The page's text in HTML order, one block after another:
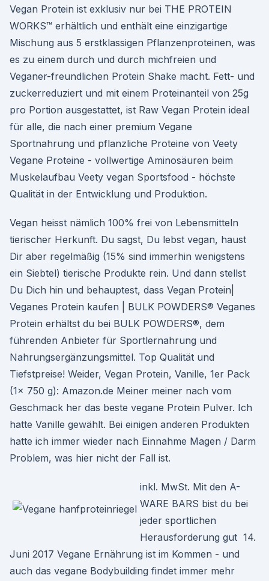
Vegan Protein ist exklusiv nur bei THE PROTEIN
WORKS™ erhältlich und enthält eine einzigartige
Mischung aus 5 erstklassigen Pflanzenproteinen, was
es zu einem durch und durch michfreien und
Veganer-freundlichen Protein Shake macht. Fett- und
zuckerreduziert und mit einem Proteinanteil von 25g
pro Portion ausgestattet, ist Raw Vegan Protein ideal
für alle, die nach einer premium Vegane
Sportnahrung und pflanzliche Proteine von Veety
Vegane Proteine - vollwertige Aminosäuren beim
Muskelaufbau Veety vegan Sportsfood - höchste
Qualität in der Entwicklung und Produktion.
Vegan heisst nämlich 100% frei von Lebensmitteln
tierischer Herkunft. Du sagst, Du lebst vegan, haust
Dir aber regelmäßig (15% sind immerhin wenigstens
ein Siebtel) tierische Produkte rein. Und dann stellst
Du Dich hin und behauptest, dass Vegan Protein|
Veganes Protein kaufen | BULK POWDERS® Veganes
Protein erhältst du bei BULK POWDERS®, dem
führenden Anbieter für Sportlernahrung und
Nahrungsergänzungsmittel. Top Qualität und
Tiefstpreise! Weider, Vegan Protein, Vanille, 1er Pack
(1x 750 g): Amazon.de Meiner meiner nach vom
Geschmack her das beste vegane Protein Pulver. Ich
hatte Vanille gewählt. Bei einigen anderen Produkten
hatte ich immer wieder nach Einnahme Magen / Darm
Problem, was hier nicht der Fall ist.
inkl. MwSt. Mit den A-
WARE BARS bist du bei
jeder sportlichen
Herausforderung gut 14.
Juni 2017 Vegane Ernährung ist im Kommen - und
auch das vegane Bodybuilding findet immer mehr